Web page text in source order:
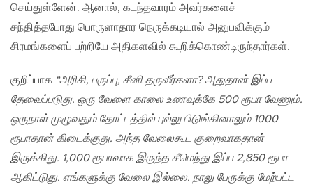
செய்துள்ளேன். ஆனால், கடந்தவாரம் அவர்களைச்
சந்தித்தபோது பொருளாதார நெருக்கடியால் அனுபவிக்கும்
சிரமங்களைப் பற்றியே அதிகளவில் கூறிக்கொண்டிருந்தார்கள்.
குறிப்பாக “அரிசி, பருப்பு, சீனி தருவீர்களா? அதுதான் இப்ப
தேவைப்படுது. ஒரு வேளை காலை உணவுக்கே 500 ரூபா வேணும்.
ஒருநாள் முழுவதும் தோட்டத்தில் புல்லு பிடுங்கினாலும் 1000
ரூபாதான் கிடைக்குது. அந்த வேலைகூட குறைவாகதான்
இருக்கிது. 1,000 ரூபாவாக இருந்த சீமெந்து இப்ப 2,850 ரூபா
ஆகிட்டுது. எங்களுக்கு வேலை இல்லை. நாலு பேருக்கு மேற்பட்ட